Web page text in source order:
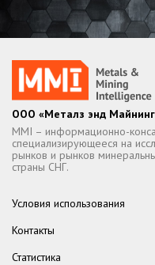
ООО «Металз энд
MMI – информационно-
специализирующееся на
рынков и рынков
страны СНГ.
Условия использования
Контакты
Статистика